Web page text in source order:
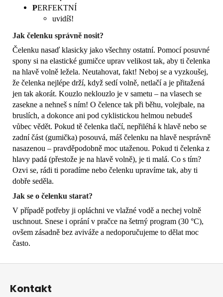
PERFEKTNÍ
uvidíš!
Jak čelenku správně nosit?
Čelenku nasaď klasicky jako všechny ostatní. Pomocí posuvné
spony si na elastické gumičce uprav velikost tak, aby ti čelenka
na hlavě volně ležela. Neutahovat, fakt! Neboj se a vyzkoušej,
že čelenka nejlépe drží, když sedí volně, netlačí a je přitažená
jen tak akorát. Kouzlo neklouzlo je v sametu – na vlasech se
zasekne a nehneš s ním! O čelence tak při běhu, volejbale, na
bruslích, a dokonce ani pod cyklistickou helmou nebudeš
vůbec vědět. Pokud tě čelenka tlačí, nepřiléhá k hlavě nebo se
zadní část (gumička) posouvá, máš čelenku na hlavě nesprávně
nasazenou – pravděpodobně moc utaženou. Pokud ti čelenka z
hlavy padá (přestože je na hlavě volně), je ti malá. Co s tím?
Ozvi se, rádi ti poradíme nebo čelenku upravíme tak, aby ti
dobře seděla.
Jak se o čelenku starat?
V případě potřeby ji opláchni ve vlažné vodě a nechej volně
uschnout. Snese i oprání v pračce na šetrný program (30 °C),
ovšem zásadně bez aviváže a nedoporučujeme to dělat moc
často.
Z
Kontakt